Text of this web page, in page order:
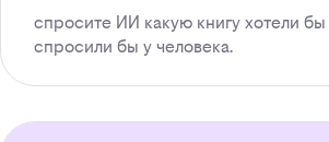
спросите ИИ какую книгу хотели бы
спросили бы у человека.